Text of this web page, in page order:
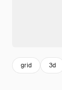
grid 3d